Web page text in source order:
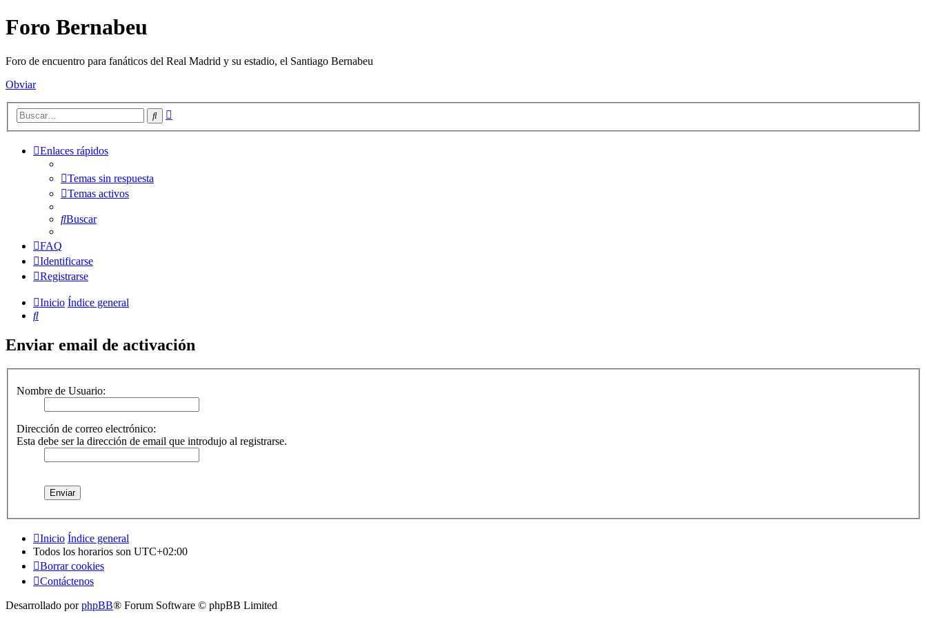
Foro Bernabeu
Foro de encuentro para fanáticos del Real Madrid y su estadio, el Santiago Bernabeu
Obviar
Buscar
Enlaces rápidos
Temas sin respuesta
Temas activos
Buscar
FAQ
Identificarse
Registrarse
Inicio Índice general
Buscar
Enviar email de activación
Nombre de Usuario:
Dirección de correo electrónico:
Esta debe ser la dirección de email que introdujo al registrarse.
Inicio Índice general
Todos los horarios son UTC+02:00
Borrar cookies
Contáctenos
Desarrollado porphpBB® Forum Software © phpBB Limited